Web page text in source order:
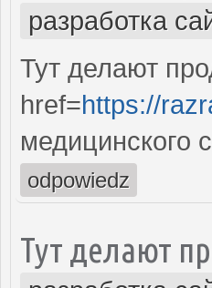
разработка
Тут делают
href=https://
медицинского
odpowiedz
Тут делают